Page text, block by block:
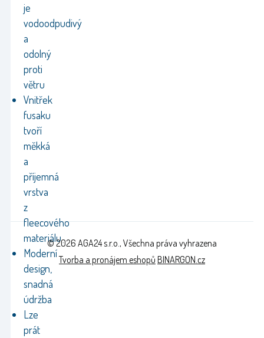
je
vodoodpudivý
a
odolný
proti
větru
Vnitřek
fusaku
tvoří
měkká
a
příjemná
vrstva
z
fleecového
materiálu
Moderní
design,
snadná
údržba
Lze
prát
© 2026 AGA24 s.r.o., Všechna práva vyhrazena
Tvorba a pronájem eshopů BINARGON.cz